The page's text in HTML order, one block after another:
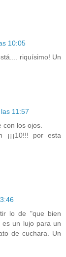
10:05
riquísimo! Un
11:57
con los ojos.
¡¡¡10!!! por esta
lo de "que bien
es un lujo para un
de cuchara. Un